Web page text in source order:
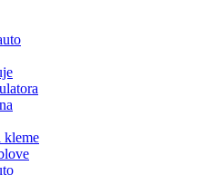
kleme